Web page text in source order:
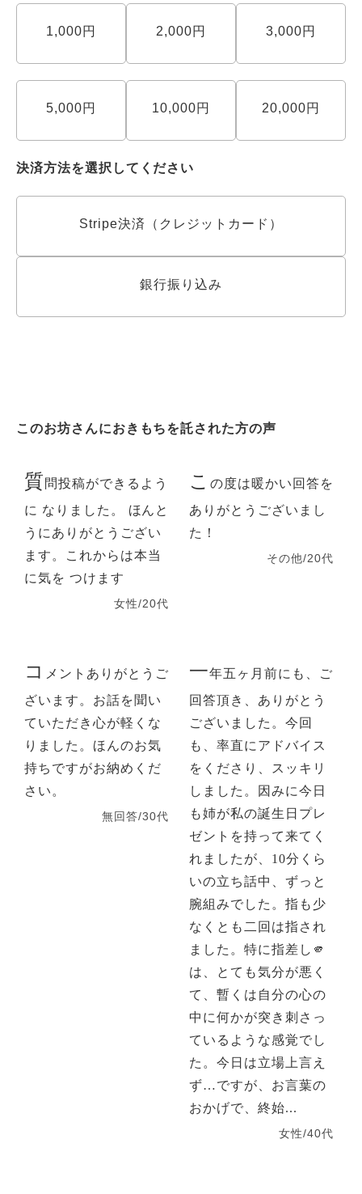
1,000円 2,000円 3,000円
5,000円 10,000円 20,000円
決済方法を選択してください
Stripe決済（クレジットカード）
銀行振り込み
このお坊さんにおきもちを託された方の声
質 問投稿ができるよう
に なりました。 ほんと
うにありがとうござい
ます。これからは本当
に気を つけます
女性/20代
こ の度は暖かい回答を
ありがとうございまし
た！
その他/20代
コ メントありがとうご
ざいます。お話を聞い
ていただき心が軽くな
りました。ほんのお気
持ちですがお納めくだ
さい。
無回答/30代
一年五ヶ月前にも、ご
回答頂き、ありがとう
ございました。今回
も、率直にアドバイス
をくださり、スッキリ
しました。因みに今日
も姉が私の誕生日プレ
ゼントを持って来てく
れましたが、10分くら
いの立ち話中、ずっと
腕組みでした。指も少
なくとも二回は指され
ました。特に指差し🫵
は、とても気分が悪く
て、暫くは自分の心の
中に何かが突き刺さっ
ているような感覚でし
た。今日は立場上言え
ず…ですが、お言葉の
おかげで、終始...
女性/40代